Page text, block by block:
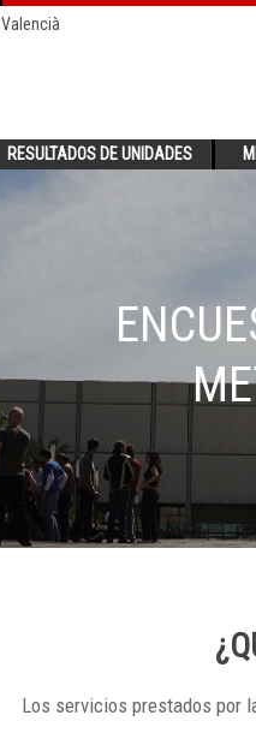
Valencià
RESULTADOS DE UNIDADES
Los servicios prestados por